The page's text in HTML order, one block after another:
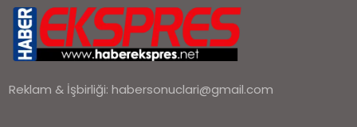
Reklam & İşbirliği:habersonuclari@gmail.com